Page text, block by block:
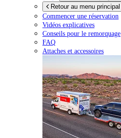
Retour au menu principal
Commencer une réservation
Vidéos explicatives
Conseils pour le remorquage
FAQ
Attaches et accessoires